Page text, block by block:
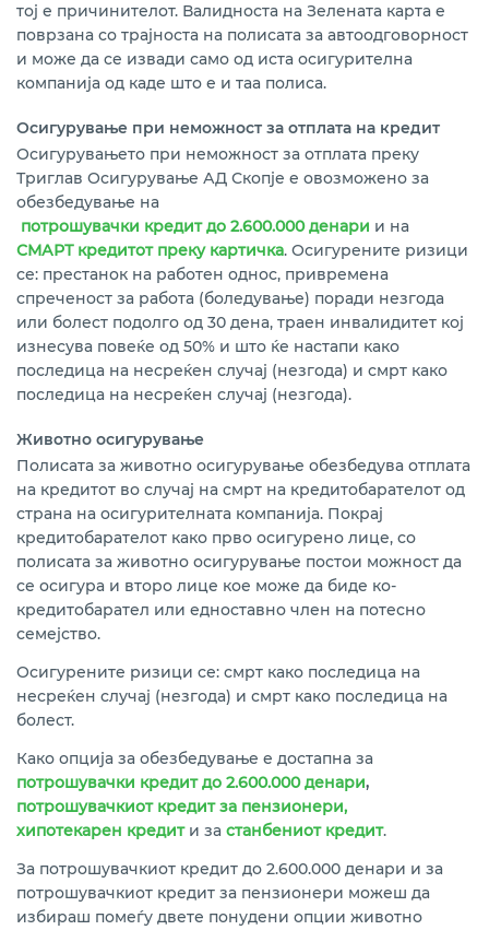
тој е причинителот. Валидноста на Зелената карта е
поврзана со трајноста на полисата за автоодговорност
и може да се извади само од иста осигурителна
компанија од каде што е и таа полиса.
Осигурување при неможност за отплата на кредит
Осигурувањето при неможност за отплата преку
Триглав Осигурување АД Скопје е овозможено за
обезбедување на
потрошувачки кредит до 2.600.000 денари и на
СМАРТ кредитот преку картичка. Осигурените ризици
се: престанок на работен однос, привремена
спреченост за работа (боледување) поради незгода
или болест подолго од 30 дена, траен инвалидитет кој
изнесува повеќе од 50% и што ќе настапи како
последица на несреќен случај (незгода) и смрт како
последица на несреќен случај (незгода).
Животно осигурување
Полисата за животно осигурување обезбедува отплата
на кредитот во случај на смрт на кредитобарателот од
страна на осигурителната компанија. Покрај
кредитобарателот како прво осигурено лице, со
полисата за животно осигурување постои можност да
се осигура и второ лице кое може да биде ко-
кредитобарател или едноставно член на потесно
семејство.
Осигурените ризици се: смрт како последица на
несреќен случај (незгода) и смрт како последица на
болест.
Како опција за обезбедување е достапна за
потрошувачки кредит до 2.600.000 денари,
потрошувачкиот кредит за пензионери,
хипотекарен кредит и за станбениот кредит.
За потрошувачкиот кредит до 2.600.000 денари и за
потрошувачкиот кредит за пензионери можеш да
избираш помеѓу двете понудени опции животно